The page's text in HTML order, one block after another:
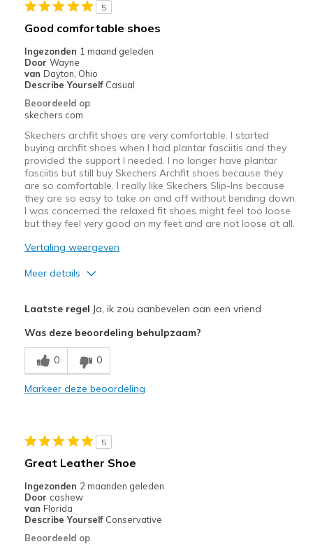
5
Good comfortable shoes
Ingezonden 1 maand geleden
Door Wayne
van Dayton, Ohio
Describe Yourself Casual
Beoordeeld op
skechers.com
Skechers archfit shoes are very comfortable. I started
buying archfit shoes when I had plantar fasciitis and they
provided the support I needed. I no longer have plantar
fasciitis but still buy Skechers Archfit shoes because they
are so comfortable. I really like Skechers Slip-Ins because
they are so easy to take on and off without bending down.
I was concerned the relaxed fit shoes might feel too loose
but they feel very good on my feet and are not loose at all.
Vertaling weergeven
Meer details
Breathe Well
Comfortable
Going Out
Laatste regel Ja, ik zou aanbevelen aan een vriend
Was deze beoordeling behulpzaam?
0 0
Markeer deze beoordeling
5
Great Leather Shoe
Ingezonden 2 maanden geleden
Door cashew
van Florida
Describe Yourself Conservative
Beoordeeld op